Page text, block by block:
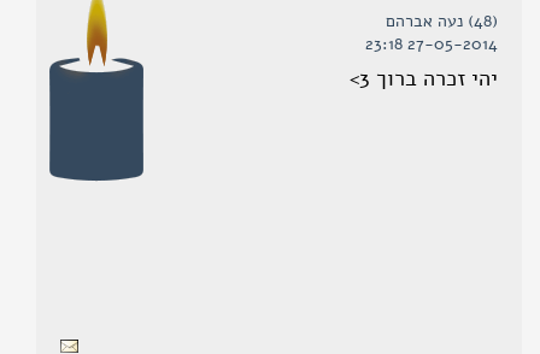
(48) נעה אברהם
27-05-2014 23:18
יהי זכרה ברוך 3>